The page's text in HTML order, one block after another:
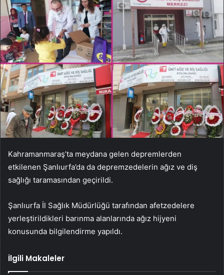
Kahramanmaraş’ta meydana gelen depremlerden
etkilenen Şanlıurfa’da da depremzedelerin ağız ve diş
sağlığı taramasından geçirildi.
Şanlıurfa İl Sağlık Müdürlüğü tarafından afetzedelere
yerleştirildikleri barınma alanlarında ağız hijyeni
konusunda bilgilendirme yapıldı.
İlgili Makaleler